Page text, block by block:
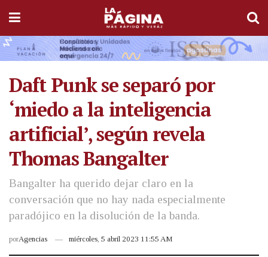
Daft Punk se separó por
‘miedo a la inteligencia
artificial’, según revela
Thomas Bangalter
Bangalter ha querido dejar claro en la
conversación que no hay nada especialmente
paradójico en la disolución de la banda.
porAgencias miércoles, 5 abril 2023 11:55 AM